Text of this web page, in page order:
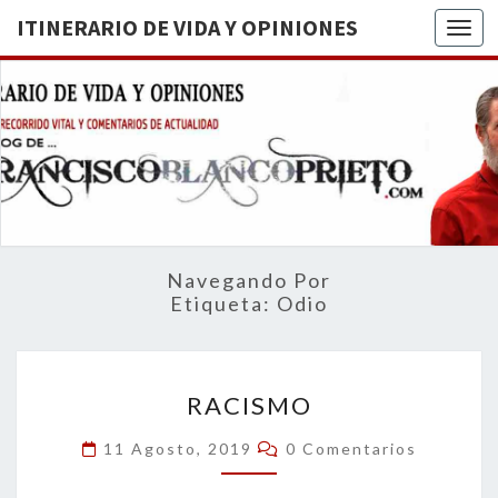
ITINERARIO DE VIDA Y OPINIONES
DE
BREVE
RECORRIDO
VITAL Y
ACTUALIDAD
Navegando Por
Etiqueta: Odio
RACISMO
11 Agosto, 2019 Comentarios
0 Comentarios